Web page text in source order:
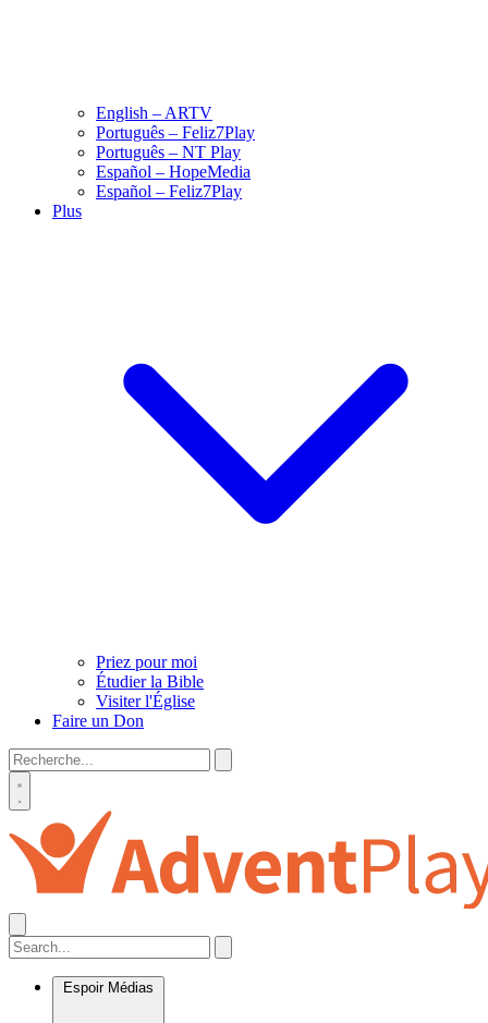
English – ARTV
Português – Feliz7Play
Português – NT Play
Español – HopeMedia
Español – Feliz7Play
Plus
Priez pour moi
Étudier la Bible
Visiter l'Église
Faire un Don
Espoir Médias